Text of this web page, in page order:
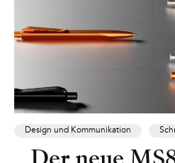
Design und Kommunikation